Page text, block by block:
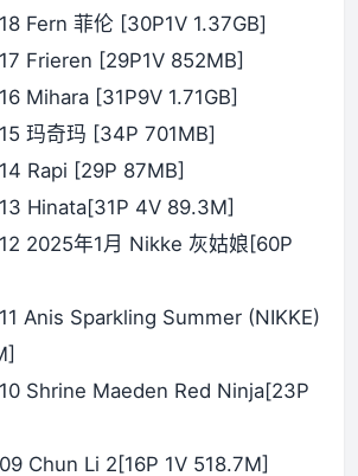
Fern 菲伦 [30P1V 1.37GB]
Frieren [29P1V 852MB]
Mihara [31P9V 1.71GB]
玛奇玛 [34P 701MB]
Rapi [29P 87MB]
Hinata[31P 4V 89.3M]
2025年1月 Nikke 灰姑娘[60P
Anis Sparkling Summer (NIKKE)
Shrine Maeden Red Ninja[23P
Chun Li 2[16P 1V 518.7M]